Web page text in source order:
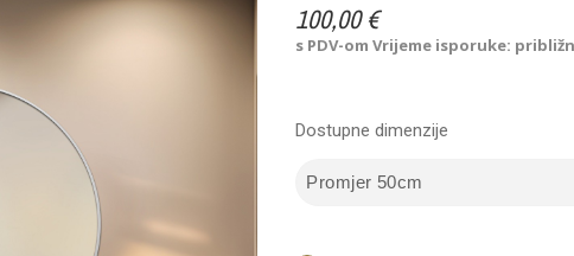
100,00 €
s PDV-omVrijeme isporuke:
Dostupne dimenzije